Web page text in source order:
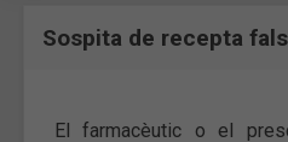
Sospita de recepta
El farmacèutic o el